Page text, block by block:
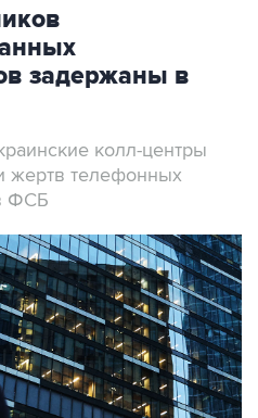
задержаны в
колл-центры
жертв телефонных
ФСБ